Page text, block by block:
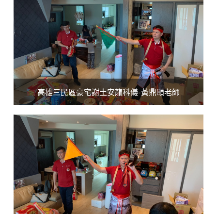
高雄三民區豪宅謝土安龍科儀-黃鼎頤老師